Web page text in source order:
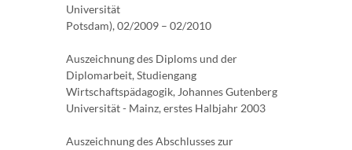
Universität
Potsdam), 02/2009 – 02/2010
Auszeichnung des Diploms und der
Diplomarbeit, Studiengang
Wirtschaftspädagogik, Johannes Gutenberg
Universität - Mainz, erstes Halbjahr 2003
Auszeichnung des Abschlusses zur